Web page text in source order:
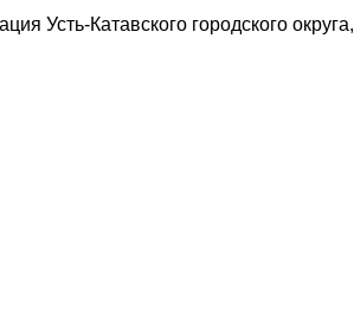
Усть-Катавского городского